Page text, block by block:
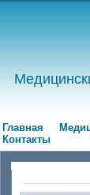
Главная
Контакты